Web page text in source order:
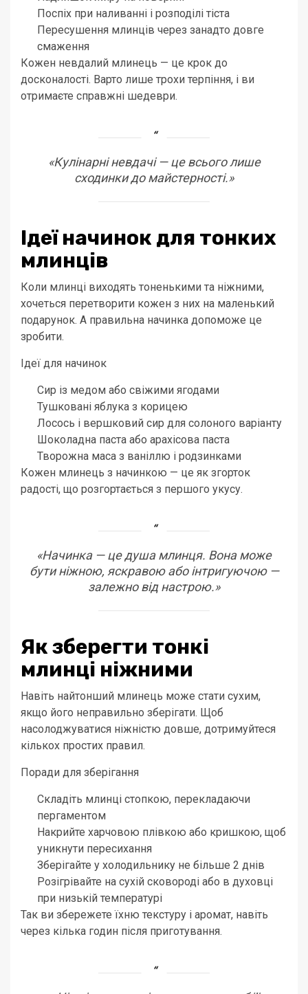
Поспіх при наливанні і розподілі тіста
Пересушення млинців через занадто довге
смаження
Кожен невдалий млинець — це крок до
досконалості. Варто лише трохи терпіння, і ви
отримаєте справжні шедеври.
«Кулінарні невдачі — це всього лише
сходинки до майстерності.»
Ідеї начинок для тонких
млинців
Коли млинці виходять тоненькими та ніжними,
хочеться перетворити кожен з них на маленький
подарунок. А правильна начинка допоможе це
зробити.
Ідеї для начинок
Сир із медом або свіжими ягодами
Тушковані яблука з корицею
Лосось і вершковий сир для солоного варіанту
Шоколадна паста або арахісова паста
Творожна маса з ваніллю і родзинками
Кожен млинець з начинкою — це як згорток
радості, що розгортається з першого укусу.
«Начинка — це душа млинця. Вона може
бути ніжною, яскравою або інтригуючою —
залежно від настрою.»
Як зберегти тонкі
млинці ніжними
Навіть найтонший млинець може стати сухим,
якщо його неправильно зберігати. Щоб
насолоджуватися ніжністю довше, дотримуйтеся
кількох простих правил.
Поради для зберігання
Складіть млинці стопкою, перекладаючи
пергаментом
Накрийте харчовою плівкою або кришкою, щоб
уникнути пересихання
Зберігайте у холодильнику не більше 2 днів
Розігрівайте на сухій сковороді або в духовці
при низькій температурі
Так ви збережете їхню текстуру і аромат, навіть
через кілька годин після приготування.